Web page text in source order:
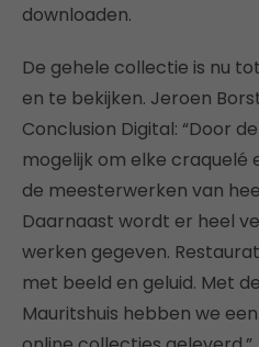
downloaden.
De gehele collectie is nu
en te bekijken. Jeroen
Conclusion Digital: “Door
mogelijk om elke craquelé
de meesterwerken van
Daarnaast wordt er heel
werken gegeven.
met beeld en geluid. Met
Mauritshuis hebben we